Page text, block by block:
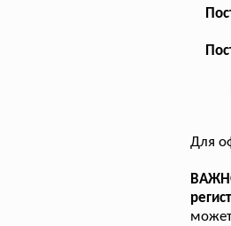
Для